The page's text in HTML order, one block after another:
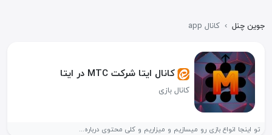
جوین چنل › کانال app
کانال ایتا شرکت MTC در ایتا
کانال بازی
تو اینجا انواع بازی رو میسازیم و میزاریم و کلی محتوی درباره...